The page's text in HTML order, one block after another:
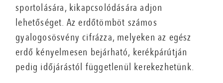
sportolására, kikapcsolódására adjon
lehetőséget. Az erdőtömböt számos
gyalogosösvény cifrázza, melyeken az egész
erdő kényelmesen bejárható, kerékpárútján
pedig időjárástól függetlenül kerekezhetünk.